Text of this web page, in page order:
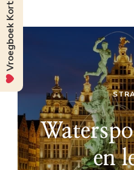
en
Vroegboek Korting